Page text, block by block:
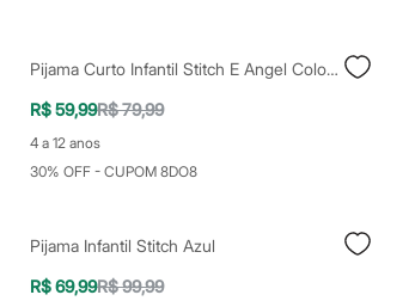
Pijama Curto Infantil Stitch E Angel Colorido
R$ 59,99R$ 79,99
4 a 12 anos
30% OFF - CUPOM 8DO8
Pijama Infantil Stitch Azul
R$ 69,99R$ 99,99